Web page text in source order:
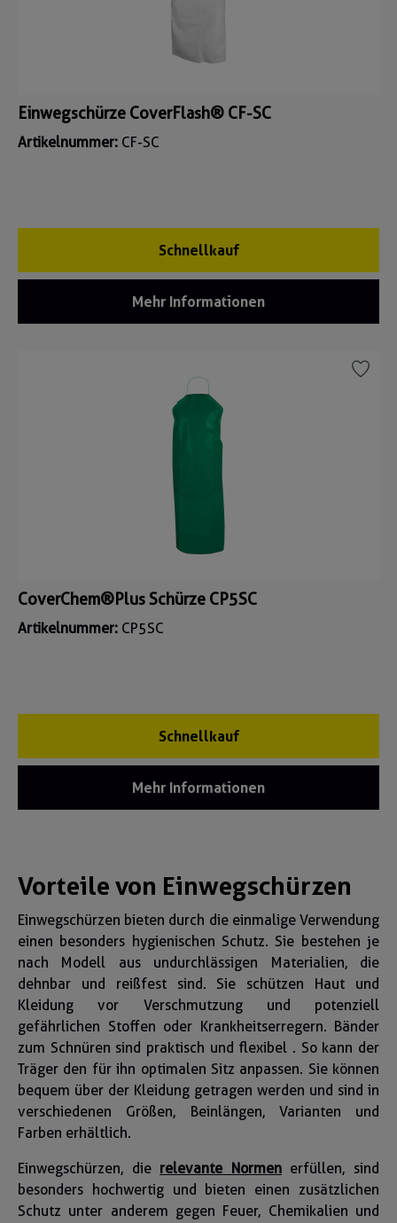
Einwegschürze CoverFlash® CF-SC
Artikelnummer: CF-SC
Schnellkauf
Mehr Informationen
CoverChem®Plus Schürze CP5SC
Artikelnummer: CP5SC
Schnellkauf
Mehr Informationen
Vorteile von Einwegschürzen
Einwegschürzen bieten durch die einmalige Verwendung
einen besonders hygienischen Schutz. Sie bestehen je
nach Modell aus undurchlässigen Materialien, die
dehnbar und reißfest sind. Sie schützen Haut und
Kleidung vor Verschmutzung und potenziell
gefährlichen Stoffen oder Krankheitserregern. Bänder
zum Schnüren sind praktisch und flexibel . So kann der
Träger den für ihn optimalen Sitz anpassen. Sie können
bequem über der Kleidung getragen werden und sind in
verschiedenen Größen, Beinlängen, Varianten und
Farben erhältlich.
Einwegschürzen, die relevante Normenerfüllen, sind
besonders hochwertig und bieten einen zusätzlichen
Schutz unter anderem gegen Feuer, Chemikalien und